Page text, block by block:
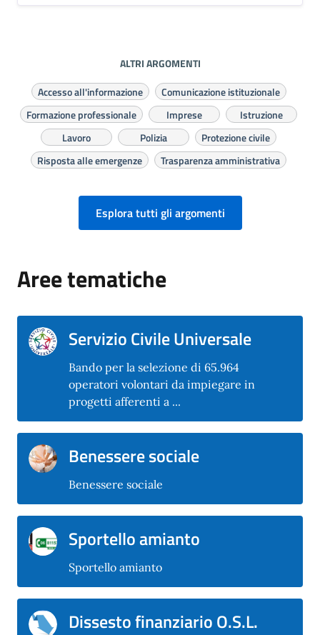
ALTRI ARGOMENTI
Accesso all'informazione
Comunicazione istituzionale
Formazione professionale
Imprese
Istruzione
Lavoro
Polizia
Protezione civile
Risposta alle emergenze
Trasparenza amministrativa
Esplora tutti gli argomenti
Aree tematiche
Servizio Civile Universale
Bando per la selezione di 65.964
operatori volontari da impiegare in
progetti afferenti a ...
Benessere sociale
Benessere sociale
Sportello amianto
Sportello amianto
Dissesto finanziario O.S.L.